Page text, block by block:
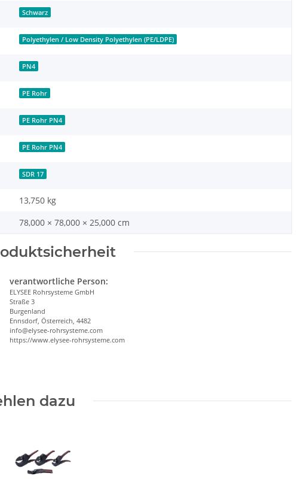
Schwarz
Polyethylen / Low Density Polyethylen (PE/LDPE)
PN4
PE Rohr
PE Rohr PN4
PE Rohr PN4
SDR 17
13,750 kg
78,000 × 78,000 × 25,000 cm
verantwortliche Person:
ELYSEE Rohrsysteme GmbH
Straße 3
Burgenland
Ennsdorf, Österreich, 4482
info@elysee-rohrsysteme.com
https://www.elysee-rohrsysteme.com
dazu